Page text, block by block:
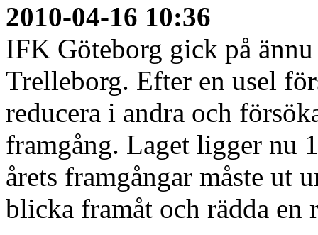
2010-04-16 10:36
IFK Göteborg gick på
Trelleborg. Efter en usel
reducera i andra och
framgång. Laget ligger nu
årets framgångar måste ut
blicka framåt och rädda en